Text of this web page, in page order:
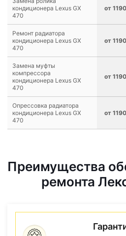
кондиционера Lexus GX
470
от
Ремонт радиатора
кондиционера Lexus GX
470
от
Замена муфты
компрессора
кондиционера Lexus GX
470
от
Опрессовка радиатора
кондиционера Lexus GX
470
от
Преимущества
ремонта